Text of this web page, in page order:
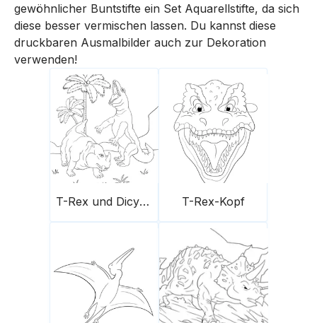
gewöhnlicher Buntstifte ein Set Aquarellstifte, da sich
diese besser vermischen lassen. Du kannst diese
druckbaren Ausmalbilder auch zur Dekoration
verwenden!
T-Rex und Dicynodont-Dinosaurier T-Rex-Kopf